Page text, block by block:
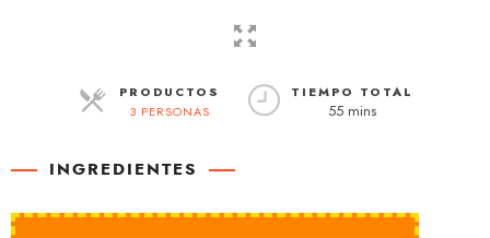
PRODUCTOS
3 PERSONAS
TIEMPO TOTAL
55 mins
INGREDIENTES